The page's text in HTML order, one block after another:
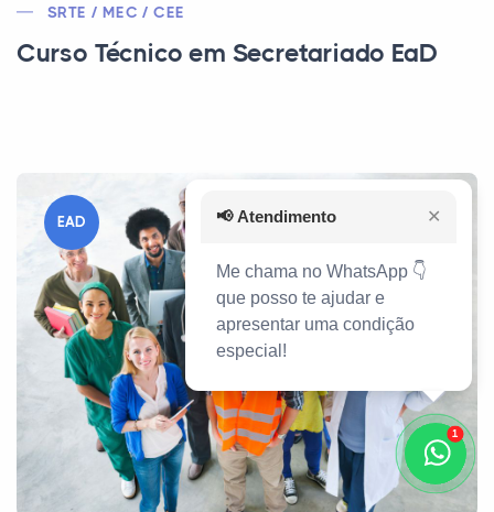
SRTE / MEC / CEE
Curso Técnico em Secretariado EaD
EAD
1
📢 Atendimento ✕
Me chama no WhatsApp 👇
que posso te ajudar e
apresentar uma condição
especial!